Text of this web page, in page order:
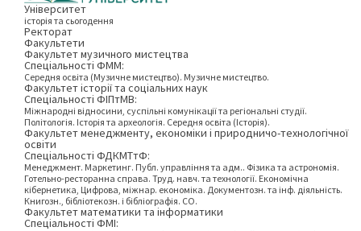
Університет
історія та сьогодення
Ректорат
Факультети
Факультет музичного мистецтва
Спеціальності ФММ:
Середня освіта (Музичне мистецтво). Музичне мистецтво.
Факультет історії та соціальних наук
Спеціальності ФІПтМВ:
Міжнародні відносини, суспільні комунікації та регіональні студії.
Політологія. Історія та археологія. Середня освіта (Історія).
Факультет менеджменту, економіки і природничо-технологічної
освіти
Спеціальності ФДКМТтФ:
Менеджмент. Маркетинг. Публ. управління та адм.. Фізика та астрономія.
Готельно-ресторанна справа. Труд. навч. та технології. Економічна
кібернетика, Цифрова, міжнар. економіка. Документозн. та інф. діяльність.
Книгозн., бібліотекозн. і бібліографія. СО.
Факультет математики та інформатики
Спеціальності ФМІ: